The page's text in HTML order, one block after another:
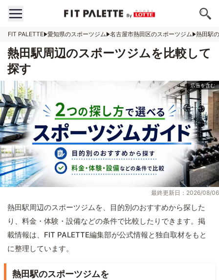
FIT PALETTE 愛知県のスポーツジム 名古屋市熱田区のスポーツジム 熱田駅
熱田駅周辺のスポーツジムを比較して
探す
最終更新日：2026/08/06
熱田駅周辺のスポーツジムを、目的別のおすすめから探した
り、料金・体験・設備などの条件で比較したりできます。掲
載情報は、FIT PALETTE編集部が公式情報と独自取材をもと
に整理しています。
熱田駅のスポーツジムを